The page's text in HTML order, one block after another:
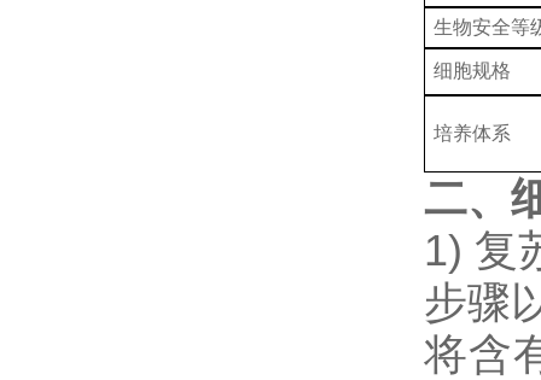
生物安全等
细胞规格
培养体系
二、
1) 复
步骤
将含